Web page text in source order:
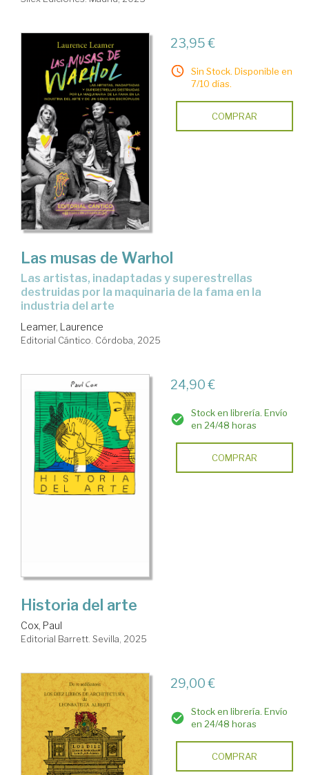
23,95 €
Sin Stock. Disponible en
7/10 días.
COMPRAR
Las musas de Warhol
Las artistas, inadaptadas y superestrellas
destruidas por la maquinaria de la fama en la
industria del arte
Leamer, Laurence
Editorial Cántico. Córdoba, 2025
24,90 €
Stock en librería. Envío
en 24/48 horas
COMPRAR
Historia del arte
Cox, Paul
Editorial Barrett. Sevilla, 2025
29,00 €
Stock en librería. Envío
en 24/48 horas
COMPRAR